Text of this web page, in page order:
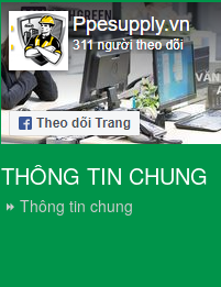
THÔNG TIN CHUNG
Thông tin chung